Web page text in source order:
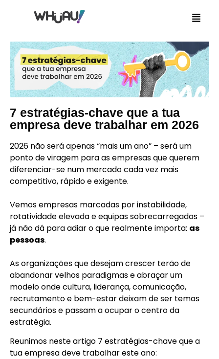
7 estratégias-chave que a tua
empresa deve trabalhar em 2026
2026 não será apenas “mais um ano” – será um
ponto de viragem para as empresas que querem
diferenciar-se num mercado cada vez mais
competitivo, rápido e exigente.
Vemos empresas marcadas por instabilidade,
rotatividade elevada e equipas sobrecarregadas –
já não dá para adiar o que realmente importa: as
pessoas.
As organizações que desejam crescer terão de
abandonar velhos paradigmas e abraçar um
modelo onde cultura, liderança, comunicação,
recrutamento e bem-estar deixam de ser temas
secundários e passam a ocupar o centro da
estratégia.
Reunimos neste artigo 7 estratégias-chave que a
tua empresa deve trabalhar este ano: